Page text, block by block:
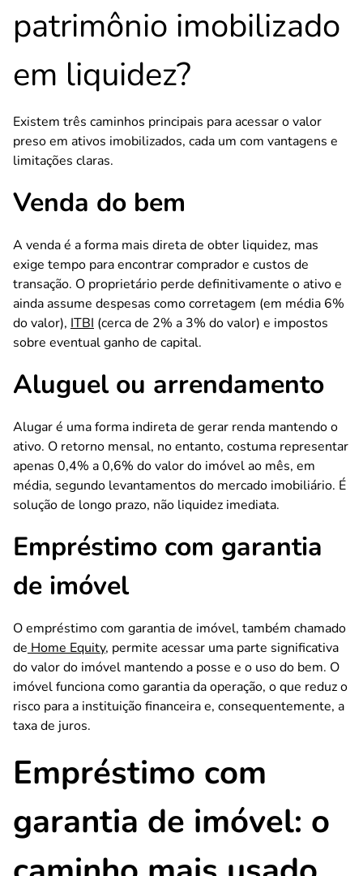
patrimônio imobilizado
em liquidez?
Existem três caminhos principais para acessar o valor
preso em ativos imobilizados, cada um com vantagens e
limitações claras.
Venda do bem
A venda é a forma mais direta de obter liquidez, mas
exige tempo para encontrar comprador e custos de
transação. O proprietário perde definitivamente o ativo e
ainda assume despesas como corretagem (em média 6%
do valor), ITBI (cerca de 2% a 3% do valor) e impostos
sobre eventual ganho de capital.
Aluguel ou arrendamento
Alugar é uma forma indireta de gerar renda mantendo o
ativo. O retorno mensal, no entanto, costuma representar
apenas 0,4% a 0,6% do valor do imóvel ao mês, em
média, segundo levantamentos do mercado imobiliário. É
solução de longo prazo, não liquidez imediata.
Empréstimo com garantia
de imóvel
O empréstimo com garantia de imóvel, também chamado
de Home Equity, permite acessar uma parte significativa
do valor do imóvel mantendo a posse e o uso do bem. O
imóvel funciona como garantia da operação, o que reduz o
risco para a instituição financeira e, consequentemente, a
taxa de juros.
Empréstimo com
garantia de imóvel: o